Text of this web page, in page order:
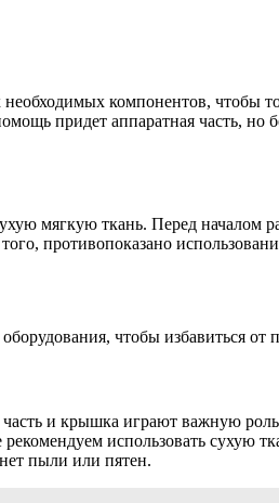
компонентов, чтобы
придет аппаратная часть,
мягкую ткань. Перед началом
противопоказано
чтобы избавиться
и крышка играют важную
использовать сухую
пыли или пятен.